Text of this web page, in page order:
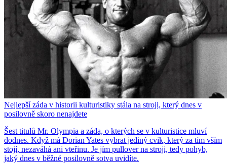
Nejlepší záda v historii kulturistiky stála na stroji, který dnes v
posilovně skoro nenajdete
Šest titulů Mr. Olympia a záda, o kterých se v kulturistice mluví
dodnes. Když má Dorian Yates vybrat jediný cvik, který za tím vším
stojí, nezaváhá ani vteřinu. Je jím pullover na stroji, tedy pohyb,
jaký dnes v běžné posilovně sotva uvidíte.